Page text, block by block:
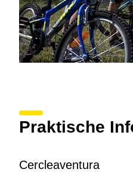
Praktische
Cercleaventura